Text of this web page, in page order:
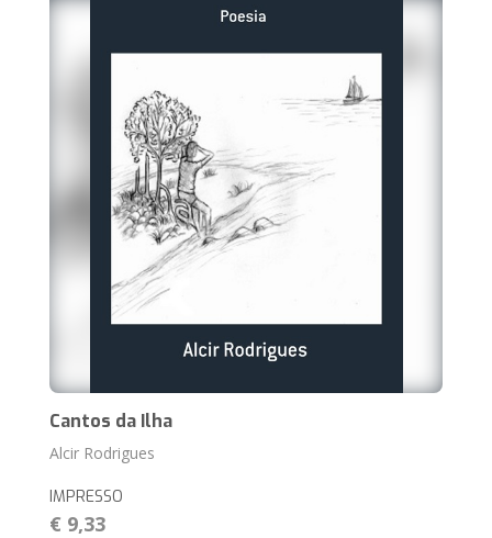
Cantos da Ilha
Alcir Rodrigues
IMPRESSO
€ 9,33